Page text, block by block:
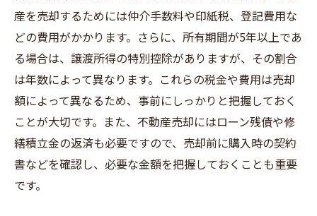
産を売却するためには仲介手数料や印紙税、登記費用な
どの費用がかかります。さらに、所有期間が5年以上であ
る場合は、譲渡所得の特別控除がありますが、その割合
は年数によって異なります。これらの税金や費用は売却
額によって異なるため、事前にしっかりと把握しておく
ことが大切です。また、不動産売却にはローン残債や修
繕積立金の返済も必要ですので、売却前に購入時の契約
書などを確認し、必要な金額を把握しておくことも重要
です。